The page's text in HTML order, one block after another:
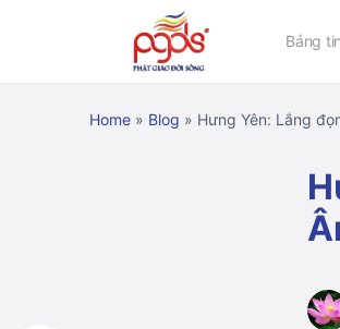
Bảng tin
Home » Blog » Hưng Yên: Lắng